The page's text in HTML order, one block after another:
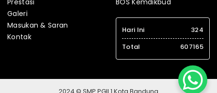
Prestasi
Galeri
Masukan & Saran
Kontak
BOS Kemdikbud
Hari Ini
324
Total
607165